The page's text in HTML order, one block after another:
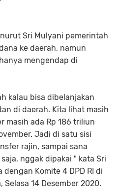
Sri Mulyani pemerintah
ke daerah, namun
mengendap di
kalau bisa dibelanjakan
di daerah. Kita lihat masih
masih ada Rp 186 triliun
Jadi di satu sisi
rajin, sampai sana
nggak dipakai " kata Sri
Komite 4 DPD RI di
Selasa 14 Desember 2020.